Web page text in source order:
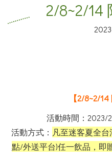
2/8~2/14
【2/8~2/
活動時間： 2023/
活動方式： 凡至迷客夏全
點/外送平台)任一飲品，即